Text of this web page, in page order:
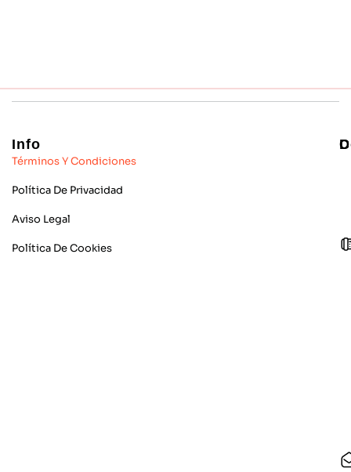
Info
Términos Y Condiciones
Política De Privacidad
Aviso Legal
Política De Cookies